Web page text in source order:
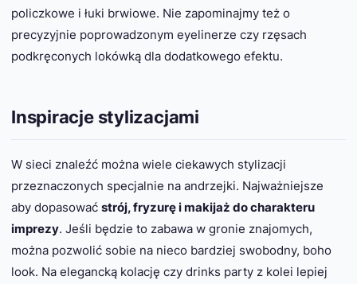
policzkowe i łuki brwiowe. Nie zapominajmy też o
precyzyjnie poprowadzonym eyelinerze czy rzęsach
podkręconych lokówką dla dodatkowego efektu.
Inspiracje stylizacjami
W sieci znaleźć można wiele ciekawych stylizacji
przeznaczonych specjalnie na andrzejki. Najważniejsze
aby dopasować strój, fryzurę i makijaż do charakteru
imprezy. Jeśli będzie to zabawa w gronie znajomych,
można pozwolić sobie na nieco bardziej swobodny, boho
look. Na elegancką kolację czy drinks party z kolei lepiej